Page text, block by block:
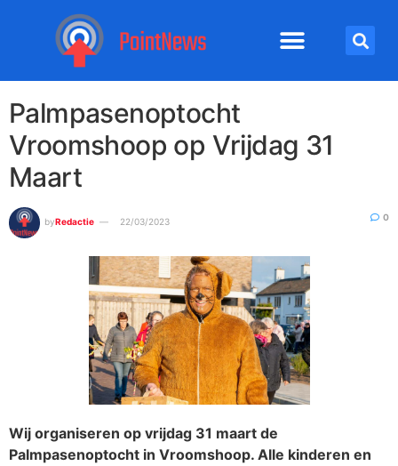
Palmpasenoptocht
Vroomshoop op Vrijdag 31
Maart
byRedactie 22/03/2023 0
Wij organiseren op vrijdag 31 maart de
Palmpasenoptocht in Vroomshoop. Alle kinderen en